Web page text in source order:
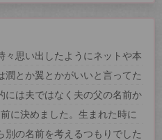
々思い出したようにネットや本
潤とか翼とかがいいと言ってた
には夫ではなく夫の父の名前か
に決めました。生まれた時に
別の名前を考えるつもりでした